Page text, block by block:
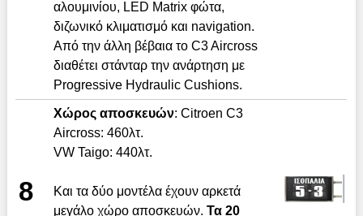
αλουμινίου, LED Matrix φώτα,
διζωνικό κλιματισμό και navigation.
Από την άλλη βέβαια το C3 Aircross
διαθέτει στάνταρ την ανάρτηση με
Progressive Hydraulic Cushions.
8
Χώρος αποσκευών: Citroen C3
Aircross: 460λτ.
VW Taigo: 440λτ.
Και τα δύο μοντέλα έχουν αρκετά
μεγάλο χώρο αποσκευών. Τα 20